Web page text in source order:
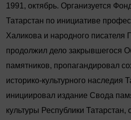
1991, октябрь. Организуется
Татарстан по инициативе
Халикова и народного писателя
продолжил дело закрывшегося
памятников, пропагандировал
историко‑культурного наследия
инициировал издание Свода
культуры Республики Татарстан,